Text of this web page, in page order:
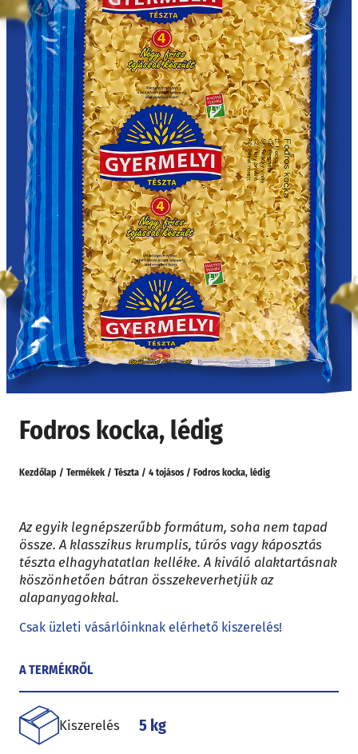
Fodros kocka, lédig
Kezdőlap / Termékek / Tészta / 4 tojásos / Fodros kocka, lédig
Az egyik legnépszerűbb formátum, soha nem tapad
össze. A klasszikus krumplis, túrós vagy káposztás
tészta elhagyhatatlan kelléke. A kiváló alaktartásnak
köszönhetően bátran összekeverhetjük az
alapanyagokkal.
Csak üzleti vásárlóinknak elérhető kiszerelés!
A TERMÉKRŐL
Kiszerelés 5 kg